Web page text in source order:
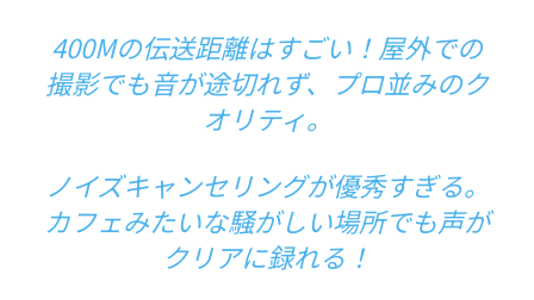
400Mの伝送距離はすごい！屋外での
撮影でも音が途切れず、プロ並みのク
オリティ。
ノイズキャンセリングが優秀すぎる。
カフェみたいな騒がしい場所でも声が
クリアに録れる！